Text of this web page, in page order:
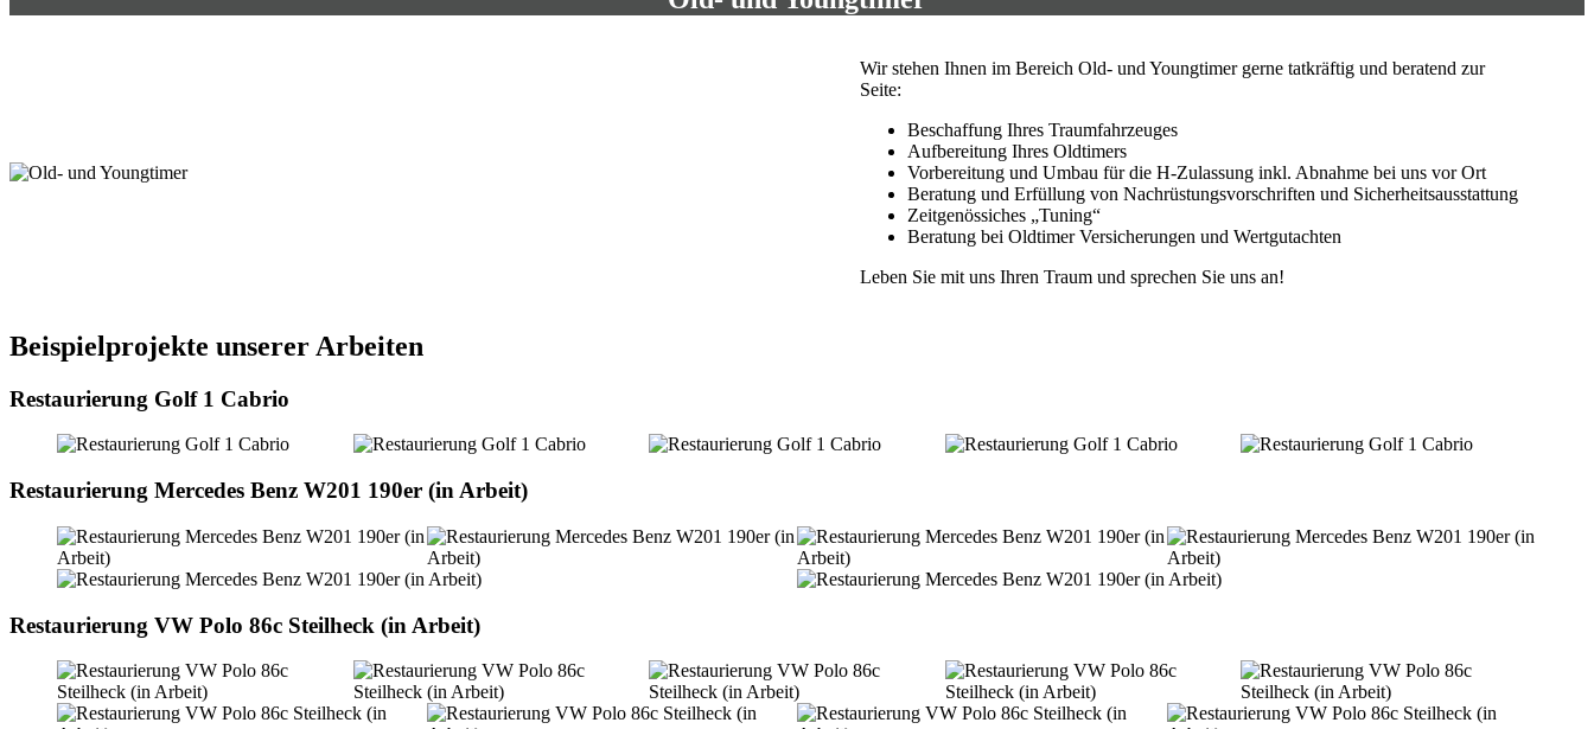
Wir stehen Ihnen im Bereich Old- und Youngtimer gerne tatkräftig und beratend zur
Seite:
Beschaffung Ihres Traumfahrzeuges
Aufbereitung Ihres Oldtimers
Vorbereitung und Umbau für die H-Zulassung inkl. Abnahme bei uns vor Ort
Beratung und Erfüllung von Nachrüstungsvorschriften und Sicherheitsausstattung
Zeitgenössiches „Tuning“
Beratung bei Oldtimer Versicherungen und Wertgutachten
Leben Sie mit uns Ihren Traum und sprechen Sie uns an!
Beispielprojekte unserer Arbeiten
Restaurierung Golf 1 Cabrio
Restaurierung Mercedes Benz W201 190er (in Arbeit)
Restaurierung VW Polo 86c Steilheck (in Arbeit)